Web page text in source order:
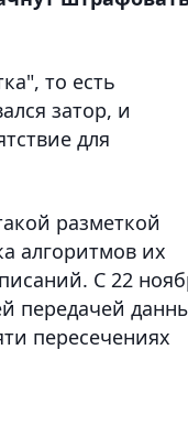
то есть
затор, и
для
разметкой
алгоритмов их
С 22
передачей
пересечениях